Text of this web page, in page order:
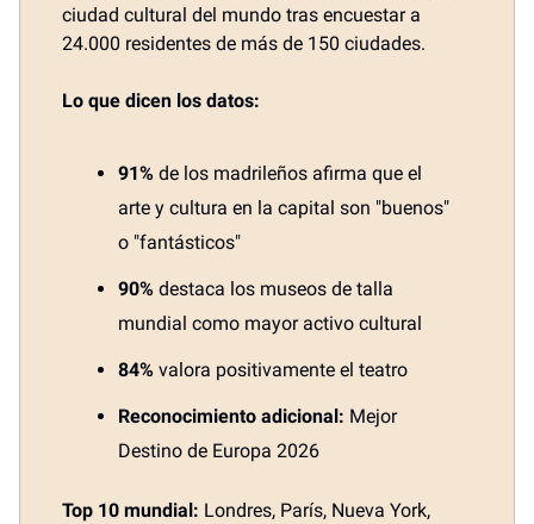
ciudad cultural del mundo tras encuestar a
24.000 residentes de más de 150 ciudades.
Lo que dicen los datos:
91% de los madrileños afirma que el
arte y cultura en la capital son "buenos"
o "fantásticos"
90% destaca los museos de talla
mundial como mayor activo cultural
84% valora positivamente el teatro
Reconocimiento adicional: Mejor
Destino de Europa 2026
Top 10 mundial: Londres, París, Nueva York,